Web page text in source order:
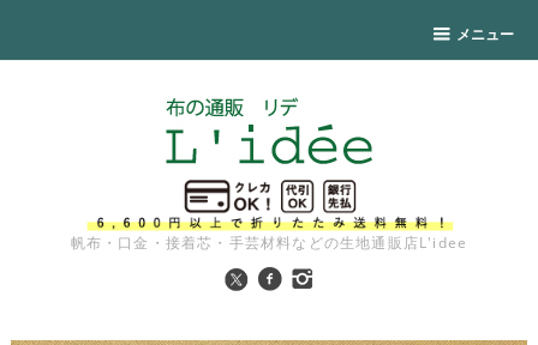
メニュー
帆布・口金・接着芯・手芸材料などの生地通販店L'idee